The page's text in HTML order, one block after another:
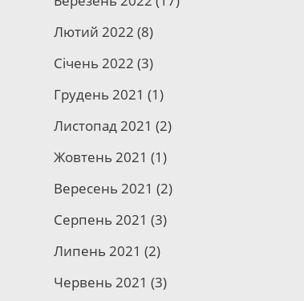
Лютий 2022 (8)
Січень 2022 (3)
Грудень 2021 (1)
Листопад 2021 (2)
Жовтень 2021 (1)
Вересень 2021 (2)
Серпень 2021 (3)
Липень 2021 (2)
Червень 2021 (3)